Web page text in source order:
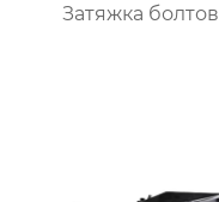
Затяжка болтов